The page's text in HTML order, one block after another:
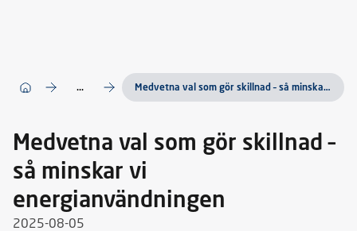
... Medvetna val som gör skillnad – så minskar vi energianvändningen
Medvetna val som gör skillnad –
så minskar vi
energianvändningen
2025-08-05